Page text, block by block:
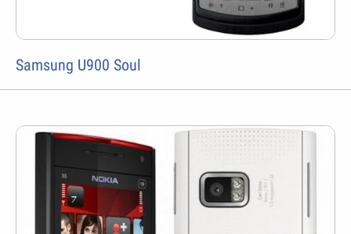
Samsung U900 Soul